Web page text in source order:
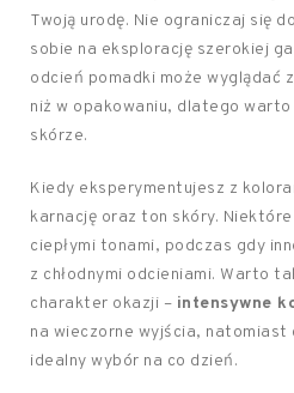
Twoją urodę. Nie ograniczaj się
sobie na eksplorację szerokiej
odcień pomadki może wyglądać
niż w opakowaniu, dlatego
skórze.
Kiedy eksperymentujesz z
karnację oraz ton skóry.
ciepłymi tonami, podczas gdy
z chłodnymi odcieniami. Warto
charakter okazji – intensywne
na wieczorne wyjścia, natomiast
idealny wybór na co dzień.